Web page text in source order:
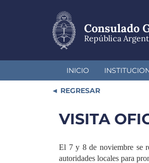
Consulado
República
INICIO
REGRESAR
VISITA
El 7 y 8 de noviembre se
autoridades locales para